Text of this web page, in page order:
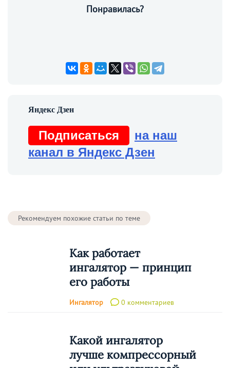
Понравилась?
Подписаться
на наш
канал в Яндекс Дзен
Рекомендуем похожие статьи по теме
Как работает
ингалятор — принцип
его работы
Ингалятор 0 комментариев
Какой ингалятор
лучше компрессорный